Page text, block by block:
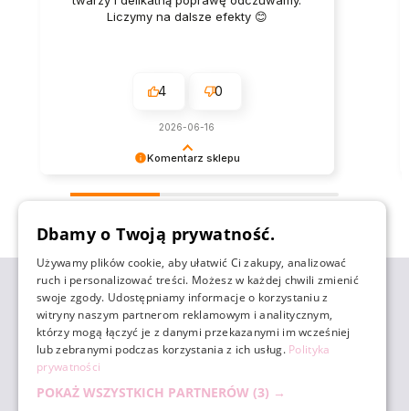
Komentarz sklepu
przyjemność obsługiwać takich klientów!
się z nami Twoimi doświadczeniami. Do
Liczymy na dalsze efekty 😊
4 0
2026-06-16
ZAKUPY
POMOC
MOJE KONTO
Dbamy o Twoją prywatność.
Używamy plików cookie, aby ułatwić Ci zakupy, analizować
ruch i personalizować treści. Możesz w każdej chwili zmienić
swoje zgody. Udostępniamy informacje o korzystaniu z
witryny naszym partnerom reklamowym i analitycznym,
którzy mogą łączyć je z danymi przekazanymi im wcześniej
lub zebranymi podczas korzystania z ich usług. Polityka
prywatności
POKAŻ WSZYSTKICH PARTNERÓW (3) →